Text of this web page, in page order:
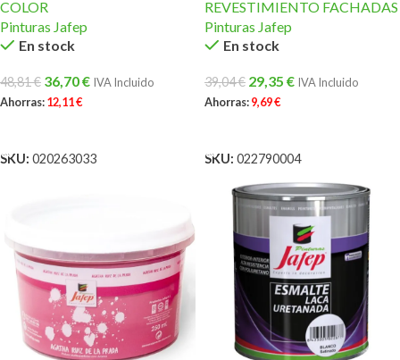
COLOR
Pinturas Jafep
En stock
48,81€ 36,70€ IVA Incluido
Ahorras:12,11€
SKU: 020263033
REVESTIMIENTO FACHADAS
Pinturas Jafep
En stock
39,04€ 29,35 € IVA Incluido
Ahorras:9,69€
SKU: 022790004